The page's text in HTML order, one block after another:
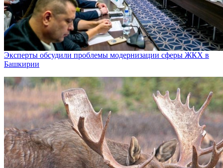
Эксперты обсудили проблемы модернизации сферы ЖКХ в
Башкирии